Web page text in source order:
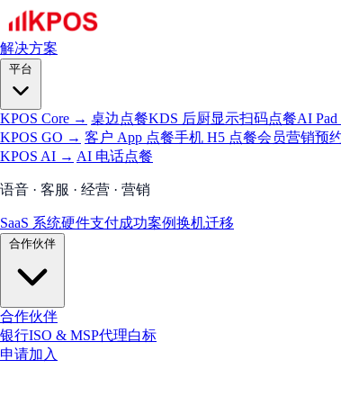
解决方案
KPOS Core → 桌边点餐KDS 后厨显示扫码点餐AI
KPOS GO → 客户 App 点餐手机 H5 点餐会员营销预
KPOS AI → AI 电话点餐
语音 · 客服 · 经营 · 营销
SaaS 系统硬件支付成功案例换机迁移
合作伙伴
银行ISO & MSP代理白标
申请加入